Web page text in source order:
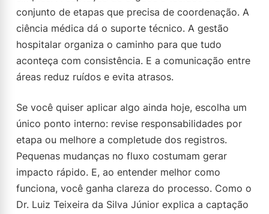
conjunto de etapas que precisa de coordenação. A
ciência médica dá o suporte técnico. A gestão
hospitalar organiza o caminho para que tudo
aconteça com consistência. E a comunicação entre
áreas reduz ruídos e evita atrasos.
Se você quiser aplicar algo ainda hoje, escolha um
único ponto interno: revise responsabilidades por
etapa ou melhore a completude dos registros.
Pequenas mudanças no fluxo costumam gerar
impacto rápido. E, ao entender melhor como
funciona, você ganha clareza do processo. Como o
Dr. Luiz Teixeira da Silva Júnior explica a captação